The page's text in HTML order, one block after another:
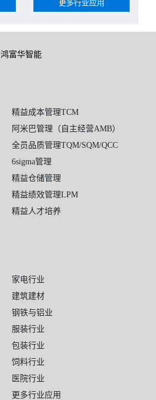
更多行业应用
鸿富华智能
精益成本管理TCM
阿米巴管理（自主经营AMB）
全员品质管理TQM/SQM/QCC
6sigma管理
精益仓储管理
精益绩效管理LPM
精益人才培养
家电行业
建筑建材
钢铁与铝业
服装行业
包装行业
饲料行业
医院行业
更多行业应用